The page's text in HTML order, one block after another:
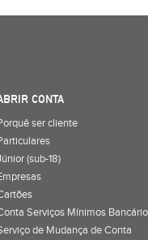
CONTA
ser cliente
(sub-18)
Serviços Mínimos
de Mudança de Conta